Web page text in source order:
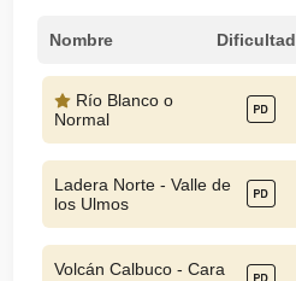
Nombre Dificultad
Río Blanco o
Normal
Ladera Norte - Valle de
los Ulmos
Volcán Calbuco - Cara